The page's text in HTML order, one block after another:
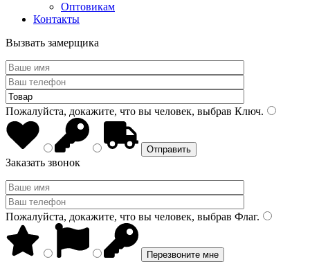
Оптовикам
Контакты
Вызвать замерщика
Пожалуйста, докажите, что вы человек, выбрав Ключ.
Заказать звонок
Пожалуйста, докажите, что вы человек, выбрав Флаг.